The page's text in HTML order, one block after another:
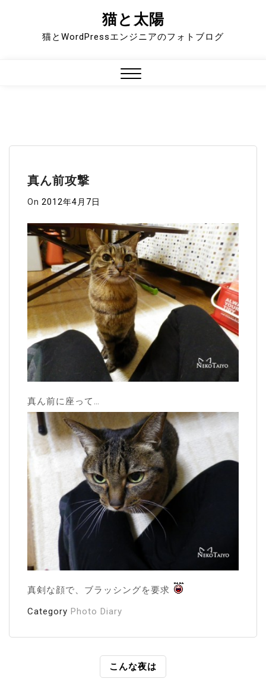
猫と太陽
猫とWordPressエンジニアのフォトブログ
真ん前攻撃
On 2012年4月7日
真ん前に座って…
真剣な顔で、ブラッシングを要求
Category Photo Diary
こんな夜は